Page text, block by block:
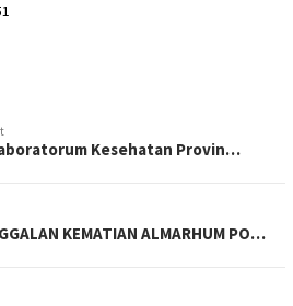
Kesehatan Provin…
KEMATIAN ALMARHUM PO…